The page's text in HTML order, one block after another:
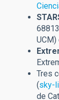
Tres
(sky-
de